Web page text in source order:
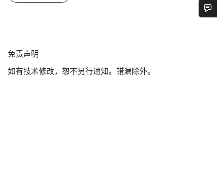
免
声
免责声明
如有技术修改，恕不另行通知。错漏除外。
我们的客户支持专家正在等待为您答疑解惑。